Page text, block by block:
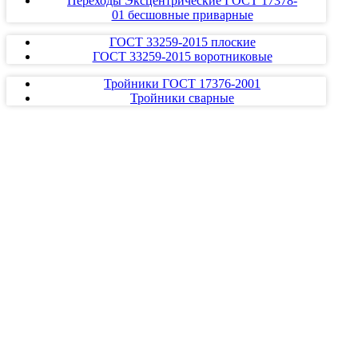
01 бесшовные приварные
ГОСТ 33259-2015 плоские
ГОСТ 33259-2015 воротниковые
Тройники ГОСТ 17376-2001
Тройники сварные